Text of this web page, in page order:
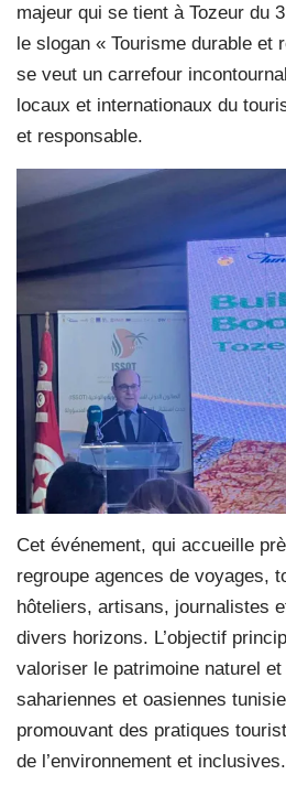
majeur qui se tient à Tozeur du
le slogan « Tourisme durable et
se veut un carrefour
locaux et internationaux du
et responsable.
Cet événement, qui accueille
regroupe agences de voyages,
hôteliers, artisans, journalistes
divers horizons. L’objectif
valoriser le patrimoine naturel
sahariennes et oasiennes
promouvant des pratiques
de l’environnement et inclusives.